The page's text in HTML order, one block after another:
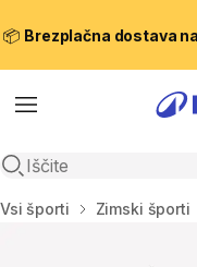
📦 Brezplačna dostava
Meni
Odpri iskanje
Domov
Vsi športi Zimski športi